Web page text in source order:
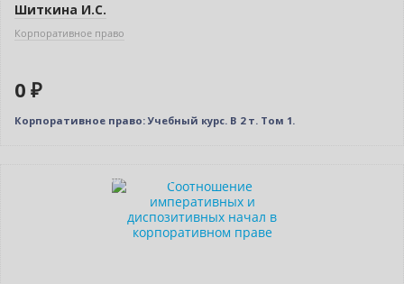
Шиткина И.С.
Корпоративное право
0 ₽
Корпоративное право: Учебный курс. В 2 т. Том 1.
Индивидуальный подход